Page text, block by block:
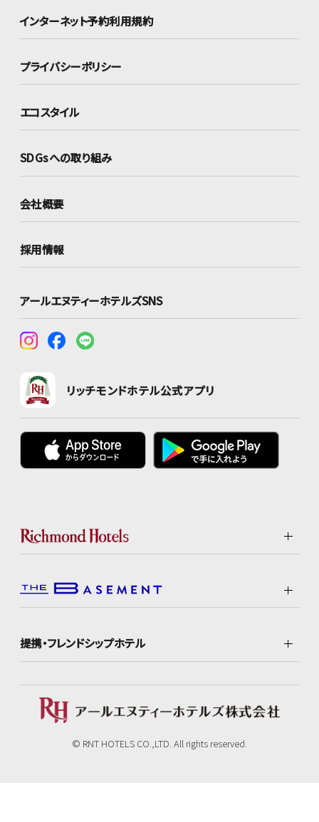
インターネット予約利用規約
プライバシーポリシー
エコスタイル
SDGsへの取り組み
会社概要
採用情報
アールエヌティーホテルズSNS
リッチモンドホテル公式アプリ
提携・フレンドシップホテル
© RNT HOTELS CO.,LTD. All rights reserved.